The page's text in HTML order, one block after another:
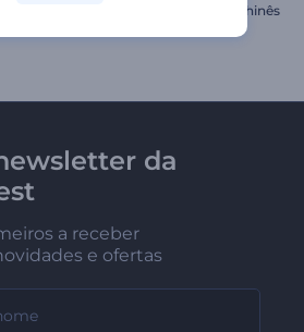
Celebração do Ano Novo Chinês
da
a receber
e ofertas